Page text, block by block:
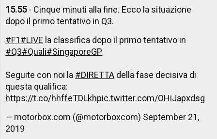
15.55- Cinque minuti alla fine. Ecco la situazione
dopo il primo tentativo in Q3.
#F1#LIVE la classifica dopo il primo tentativo in
#Q3#Quali#SingaporeGP
Seguite con noi la #DIRETTA della fase decisiva di
questa qualifica:
https://t.co/hhffeTDLkhpic.twitter.com/OHiJapxdsg
— motorbox.com (@motorboxcom) September 21,
2019